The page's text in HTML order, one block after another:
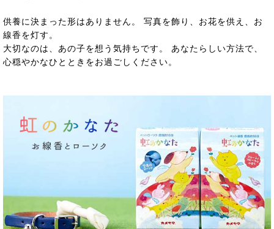
供養に決まった形はありません。 写真を飾り、お花を供え、お
線香を灯す。
大切なのは、あの子を想う気持ちです。 あなたらしい方法で、
心穏やかなひとときをお過ごしください。